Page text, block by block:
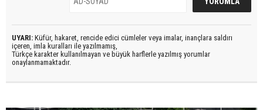
UYARI: Küfür, hakaret, rencide edici cümleler veya imalar, inançlara saldırı
içeren, imla kuralları ile yazılmamış,
Türkçe karakter kullanılmayan ve büyük harflerle yazılmış yorumlar
onaylanmamaktadır.